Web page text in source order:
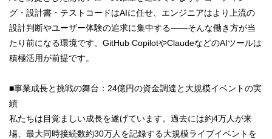
グ・設計書・テストコードはAIに任せ、エンジニアはより上流の
設計判断やユーザー体験の追求に集中する——そんな働き方が当
たり前になる環境です。GitHub CopilotやClaudeなどのAIツールは
積極活用が前提です。
■事業成長と挑戦の舞台：24億円の資金調達と大規模イベントの実
績
私たちは目覚ましい成長を遂げています。過去には約4万人が来
場、最大同時接続数約30万人を記録する大規模ライブイベントを